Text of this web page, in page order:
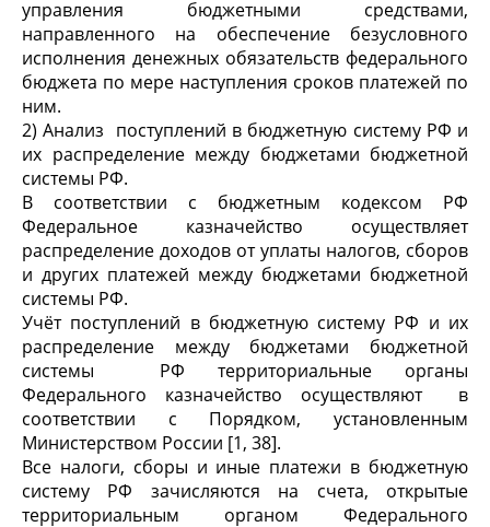
управления бюджетными средствами,
направленного на обеспечение безусловного
исполнения денежных обязательств федерального
бюджета по мере наступления сроков платежей по
ним.
2) Анализ поступлений в бюджетную систему РФ и
их распределение между бюджетами бюджетной
системы РФ.
В соответствии с бюджетным кодексом РФ
Федеральное казначейство осуществляет
распределение доходов от уплаты налогов, сборов
и других платежей между бюджетами бюджетной
системы РФ.
Учёт поступлений в бюджетную систему РФ и их
распределение между бюджетами бюджетной
системы РФ территориальные органы
Федерального казначейство осуществляют в
соответствии с Порядком, установленным
Министерством России [1, 38].
Все налоги, сборы и иные платежи в бюджетную
систему РФ зачисляются на счета, открытые
территориальным органом Федерального